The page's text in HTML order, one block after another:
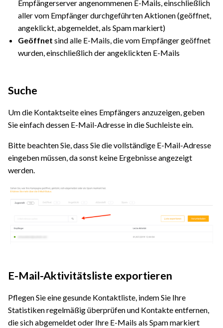
Empfängerserver angenommenen E-Mails, einschließlich
aller vom Empfänger durchgeführten Aktionen (geöffnet,
angeklickt, abgemeldet, als Spam markiert)
Geöffnet sind alle E-Mails, die vom Empfänger geöffnet
wurden, einschließlich der angeklickten E-Mails
Suche
Um die Kontaktseite eines Empfängers anzuzeigen, geben
Sie einfach dessen E-Mail-Adresse in die Suchleiste ein.
Bitte beachten Sie, dass Sie die vollständige E-Mail-Adresse
eingeben müssen, da sonst keine Ergebnisse angezeigt
werden.
E-Mail-Aktivitätsliste exportieren
Pflegen Sie eine gesunde Kontaktliste, indem Sie Ihre
Statistiken regelmäßig überprüfen und Kontakte entfernen,
die sich abgemeldet oder Ihre E-Mails als Spam markiert